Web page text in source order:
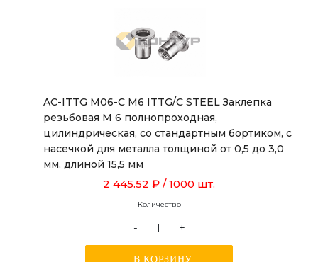
AC-ITTG M06-C M6 ITTG/C STEEL Заклепка
резьбовая М 6 полнопроходная,
цилиндрическая, со стандартным бортиком, с
насечкой для металла толщиной от 0,5 до 3,0
мм, длиной 15,5 мм
2 445.52 ₽ / 1000 шт.
Количество
- +
В КОРЗИНУ